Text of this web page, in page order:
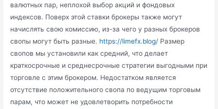
валютных пар, неплохой выбор акций и фондовых
индексов. Поверх этой ставки брокеры также могут
начислять свою комиссию, из-за чего у разных брокеров
свопы могут быть разные. https://limefx.blog/ Размер
свопов мы установили как средний, что делает
краткосрочные и среднесрочные стратегии выгодными при
торговле с этим брокером. Недостатком является
отсутствие положительного свопа по ведущим торговым
парам, что может не удовлетворить потребности